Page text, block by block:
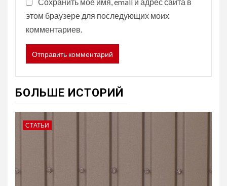
этом браузере для последующих моих
комментариев.
БОЛЬШЕ ИСТОРИЙ
СТАТЬИ